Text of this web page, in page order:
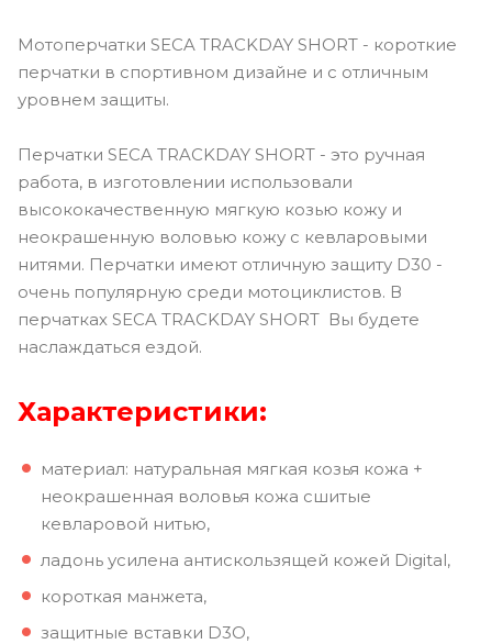
Мотоперчатки SECA TRACKDAY SHORT - короткие
перчатки в спортивном дизайне и с отличным
уровнем защиты.
Перчатки SECA TRACKDAY SHORT - это ручная
работа, в изготовлении использовали
высококачественную мягкую козью кожу и
неокрашенную воловью кожу с кевларовыми
нитями. Перчатки имеют отличную защиту D30 -
очень популярную среди мотоциклистов. В
перчатках SECA TRACKDAY SHORT Вы будете
наслаждаться ездой.
Характеристики:
материал: натуральная мягкая козья кожа +
неокрашенная воловья кожа сшитые
кевларовой нитью,
ладонь усилена антискользящей кожей Digital,
короткая манжета,
защитные вставки D3O,